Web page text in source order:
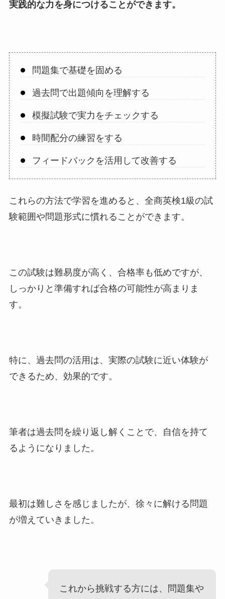
実践的な力を身につけることができます。
問題集で基礎を固める
過去問で出題傾向を理解する
模擬試験で実力をチェックする
時間配分の練習をする
フィードバックを活用して改善する
これらの方法で学習を進めると、全商英検1級の試
験範囲や問題形式に慣れることができます。
この試験は難易度が高く、合格率も低めですが、
しっかりと準備すれば合格の可能性が高まりま
す。
特に、過去問の活用は、実際の試験に近い体験が
できるため、効果的です。
筆者は過去問を繰り返し解くことで、自信を持て
るようになりました。
最初は難しさを感じましたが、徐々に解ける問題
が増えていきました。
これから挑戦する方には、問題集や